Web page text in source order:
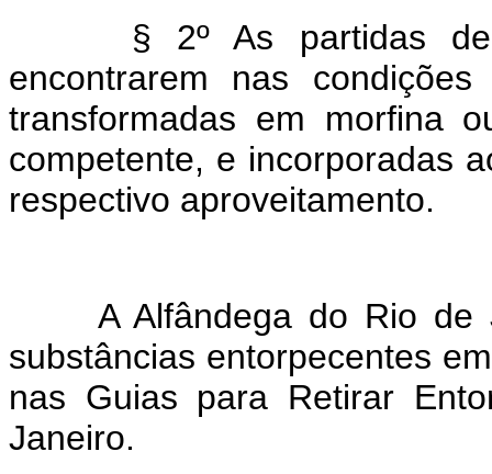
§ 2º As partidas de
encontrarem nas
transformadas em morfina
competente, e incorporadas
respectivo aproveitamento.
A Alfândega do Rio de
substâncias entorpecentes
nas Guias para Retirar
Janeiro.